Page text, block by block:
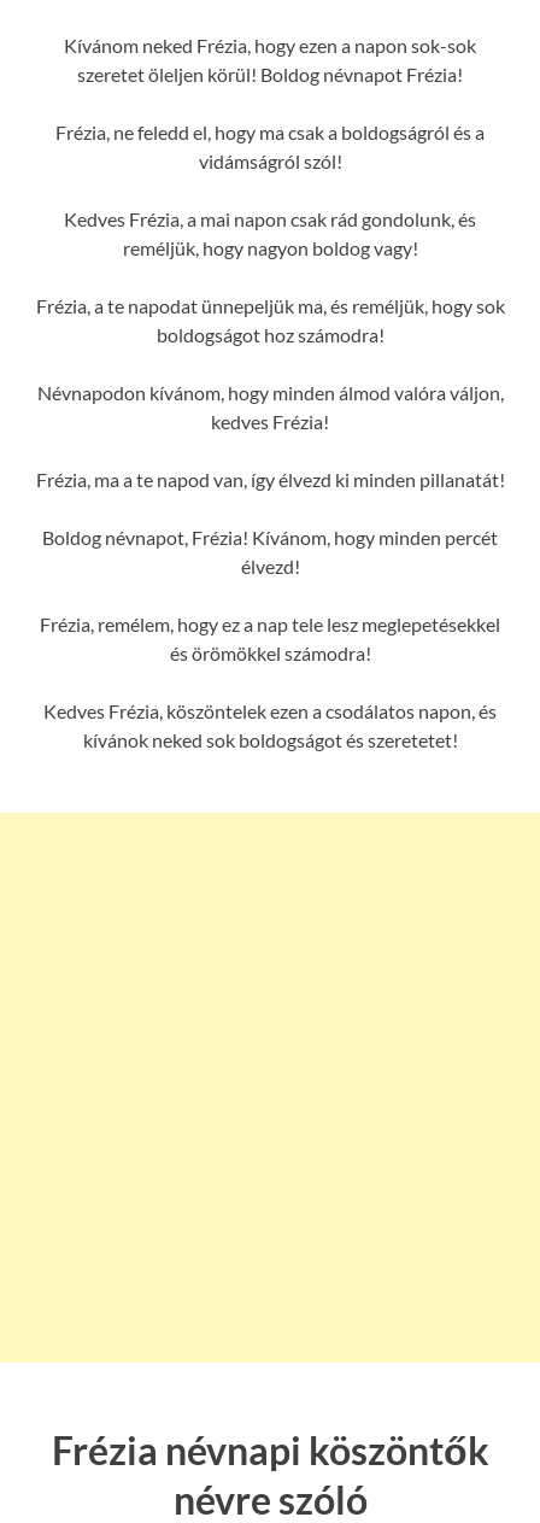
Kívánom neked Frézia, hogy ezen a napon sok-sok
szeretet öleljen körül! Boldog névnapot Frézia!
Frézia, ne feledd el, hogy ma csak a boldogságról és a
vidámságról szól!
Kedves Frézia, a mai napon csak rád gondolunk, és
reméljük, hogy nagyon boldog vagy!
Frézia, a te napodat ünnepeljük ma, és reméljük, hogy sok
boldogságot hoz számodra!
Névnapodon kívánom, hogy minden álmod valóra váljon,
kedves Frézia!
Frézia, ma a te napod van, így élvezd ki minden pillanatát!
Boldog névnapot, Frézia! Kívánom, hogy minden percét
élvezd!
Frézia, remélem, hogy ez a nap tele lesz meglepetésekkel
és örömökkel számodra!
Kedves Frézia, köszöntelek ezen a csodálatos napon, és
kívánok neked sok boldogságot és szeretetet!
Frézia névnapi köszöntők
névre szóló